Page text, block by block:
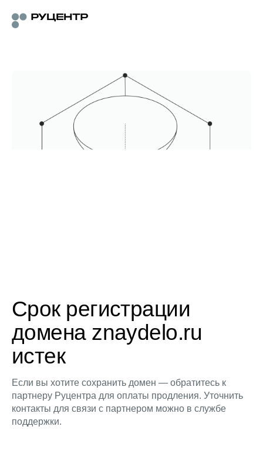
Срок регистрации
домена znaydelo.ru
истек
Если вы хотите сохранить домен — обратитесь к
партнеру Руцентра для оплаты продления. Уточнить
контакты для связи с партнером можно в службе
поддержки.